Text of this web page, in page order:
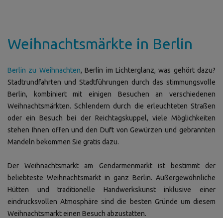
Weihnachtsmärkte in Berlin
Berlin zu Weihnachten, Berlin im Lichterglanz, was gehört dazu?
Stadtrundfahrten und Stadtführungen durch das stimmungsvolle
Berlin, kombiniert mit einigen Besuchen an verschiedenen
Weihnachtsmärkten. Schlendern durch die erleuchteten Straßen
oder ein Besuch bei der Reichtagskuppel, viele Möglichkeiten
stehen Ihnen offen und den Duft von Gewürzen und gebrannten
Mandeln bekommen Sie gratis dazu.
Der Weihnachtsmarkt am Gendarmenmarkt ist bestimmt der
beliebteste Weihnachtsmarkt in ganz Berlin. Außergewöhnliche
Hütten und traditionelle Handwerkskunst inklusive einer
eindrucksvollen Atmosphäre sind die besten Gründe um diesem
Weihnachtsmarkt einen Besuch abzustatten.